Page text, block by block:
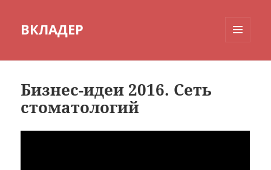
ВКЛАДЕР
Бизнес-идеи 2016. Сеть
стоматологий